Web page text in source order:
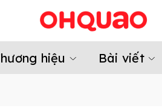
hiệu Bài viết